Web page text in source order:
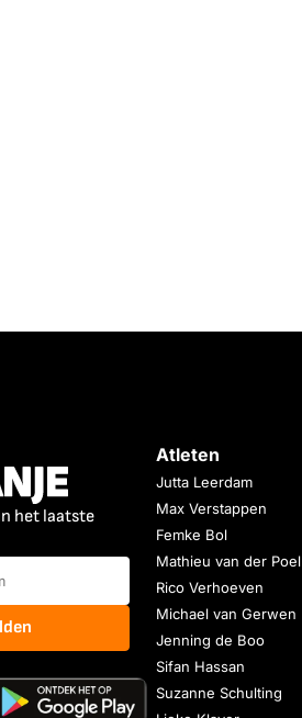
het laatste
Atleten
Jutta Leerdam
Max Verstappen
Femke Bol
Mathieu van der Poel
Rico Verhoeven
Michael van Gerwen
Jenning de Boo
Sifan Hassan
Suzanne Schulting